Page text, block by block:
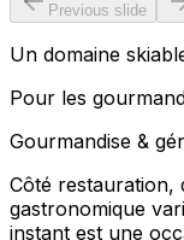
Previous slide
Un domaine
Pour les
Gourmandise &
Côté restauration,
gastronomique
instant est une